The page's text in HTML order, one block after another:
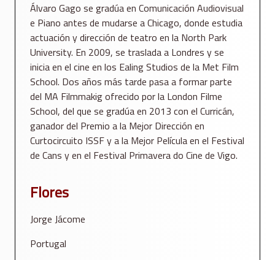
Álvaro Gago se gradúa en Comunicación Audiovisual
e Piano antes de mudarse a Chicago, donde estudia
actuación y dirección de teatro en la North Park
University. En 2009, se traslada a Londres y se
inicia en el cine en los Ealing Studios de la Met Film
School. Dos años más tarde pasa a formar parte
del MA Filmmakig ofrecido por la London Filme
School, del que se gradúa en 2013 con el Curricán,
ganador del Premio a la Mejor Dirección en
Curtocircuito ISSF y a la Mejor Película en el Festival
de Cans y en el Festival Primavera do Cine de Vigo.
Flores
Jorge Jácome
Portugal